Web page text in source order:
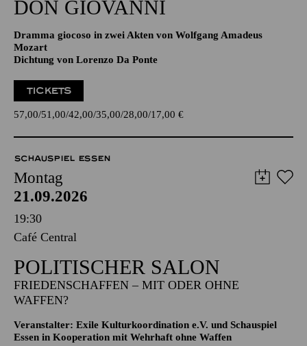
DON GIO­VANNI
Dramma giocoso in zwei Akten von Wolfgang Amadeus
Mozart
Dichtung von Lorenzo Da Ponte
TICKETS
57,00 51,00 42,00 35,00 28,00 17,00 €
SCHAUSPIEL ESSEN
Montag
21.09.2026
19:30
Café Central
POLITISCHER SALON
FRIEDENSCHAFFEN – MIT ODER OHNE
WAFFEN?
Veranstalter: Exile Kulturkoordination e.V. und Schauspiel
Essen in Kooperation mit Wehrhaft ohne Waffen